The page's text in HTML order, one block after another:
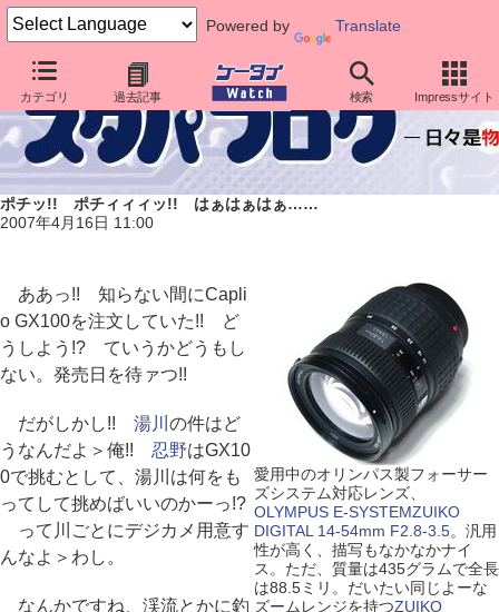
Powered by Translate
カテゴリ 過去記事 検索 Impressサイト
ポチッ!! ポチィィィッ!! はぁはぁはぁ……
2007年4月16日 11:00
愛用中のオリンパス製フォーサー
ズシステム対応レンズ、
OLYMPUS E-SYSTEMZUIKO
DIGITAL 14-54mm F2.8-3.5。汎用
性が高く、描写もなかなかナイ
ス。ただ、質量は435グラムで全長
は88.5ミリ。だいたい同じよーな
ズームレンジを持つZUIKO
ああっ!! 知らない間にCapli
o GX100を注文していた!! ど
うしよう!? ていうかどうもし
ない。発売日を待ァつ!!
だがしかし!! 湯川 の件はど
うなんだよ＞俺!! 忍野はGX10
0で挑むとして、湯川は何をも
ってして挑めばいいのかーっ!?
って川ごとにデジカメ用意す
んなよ＞わし。
なんかですね、渓流とかに釣